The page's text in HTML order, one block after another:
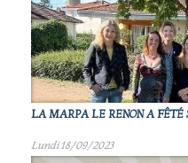
LA MARPA LE RENON A
Lundi 18/09/2023